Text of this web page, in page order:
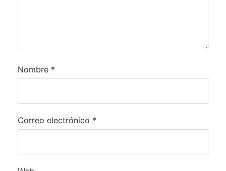
Nombre *
Correo electrónico *